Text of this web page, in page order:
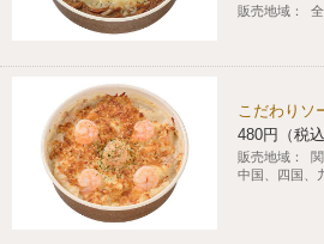
プリペイドサービス
スポーツ振興くじ
行政サービス
スマホプリペイド
レジでApple Accountにチャージ
オンラインフォトサービス
コインランドリー（店舗限定）
売上高、店舗数推移
セブン‐イレブンの海外事業
データで見るセブン‐イレブン
サステナビリティニュース
サステナビリティレポート
報告書ライブラリー
English (Services)
简体中文(服务)
한국어(서비스)
ภาษาไทย(บริการ)
販売地域：
こだわりソ
480円（税
販売地域：
中国、四国、